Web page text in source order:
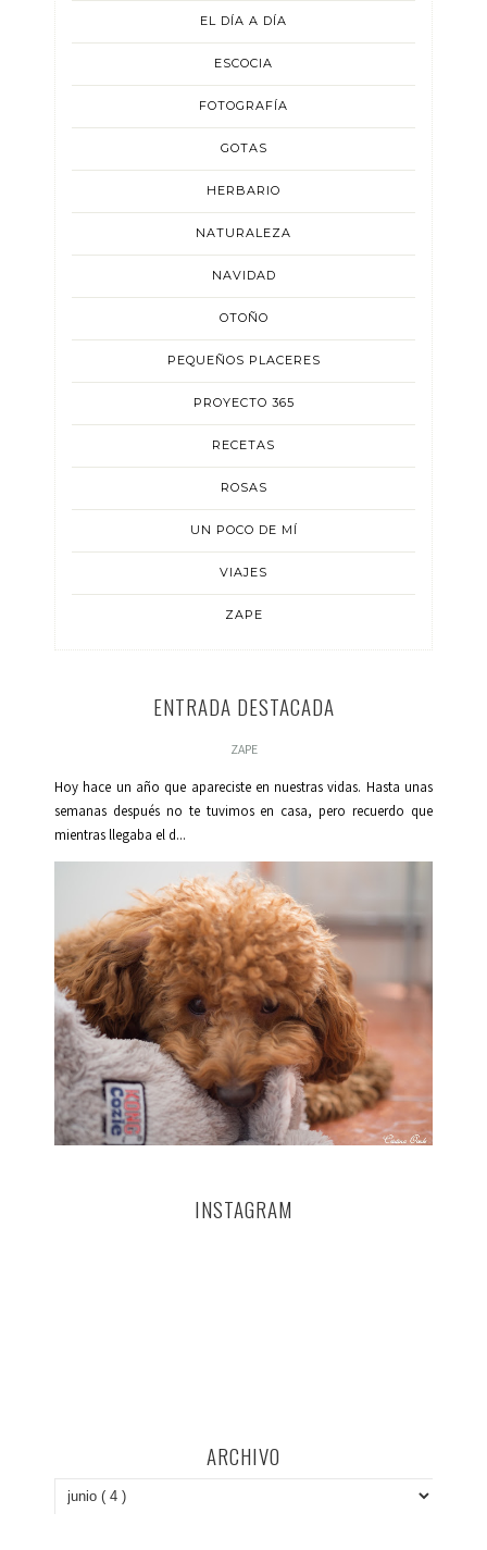
EL DÍA A DÍA
ESCOCIA
FOTOGRAFÍA
GOTAS
HERBARIO
NATURALEZA
NAVIDAD
OTOÑO
PEQUEÑOS PLACERES
PROYECTO 365
RECETAS
ROSAS
UN POCO DE MÍ
VIAJES
ZAPE
ENTRADA DESTACADA
ZAPE
Hoy hace un año que apareciste en nuestras vidas. Hasta unas
semanas después no te tuvimos en casa, pero recuerdo que
mientras llegaba el d...
INSTAGRAM
ARCHIVO